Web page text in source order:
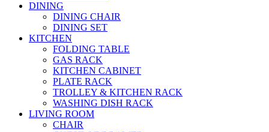
DINING
DINING CHAIR
DINING SET
KITCHEN
FOLDING TABLE
GAS RACK
KITCHEN CABINET
PLATE RACK
TROLLEY & KITCHEN RACK
WASHING DISH RACK
LIVING ROOM
CHAIR